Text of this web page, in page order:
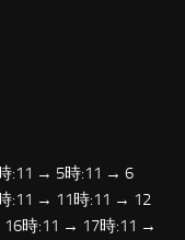
:11 → 5時:11 → 6
:11 → 11時:11 → 12
時:11 → 17時:11 →